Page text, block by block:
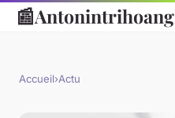
📰Antonintrihoang
Accueil›Actu